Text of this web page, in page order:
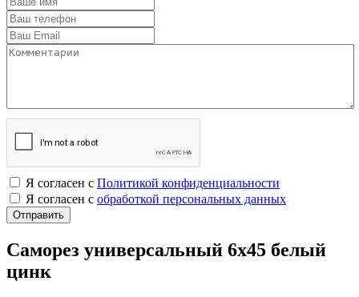
Я согласен с Политикой конфиденциальности
Я согласен с обработкой персональных данных
Саморез универсальный 6х45 белый
цинк